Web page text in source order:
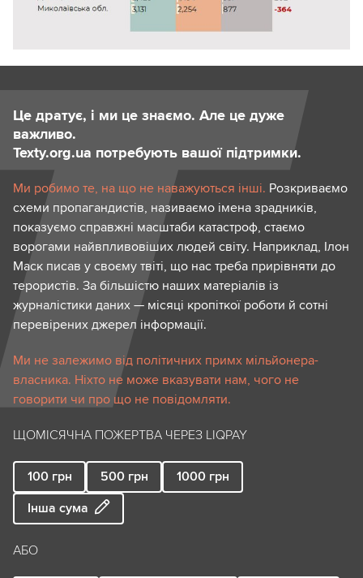
Це дратує, і ми це знаємо. Але це дуже
важливо.
Texty.org.ua потребують вашої підтримки.
Ми робимо те, на що не наважуються інші. Розкриваємо
схеми пропагандистів, називаємо імена зрадників,
показуємо справжні масштаби катастроф, стаємо
ворогами найвпливовіших людей світу. Наприклад, Ілон
Маск писав у своєму твіті, що нас треба прирівняти до
терористів. За більшістю наших матеріалів із
журналістики даних — місяці кропіткої роботи й сотні
перевірених джерел інформації.
Ми не залежимо від політичних примх мільйонера-
власника. Ніхто не може вказувати нам, чого не
говорити чи про що не повідомляти.
ЩОМІСЯЧНА ПОЖЕРТВА ЧЕРЕЗ LIQPAY
100 грн 500 грн 1000 грн
Інша сума
АБО